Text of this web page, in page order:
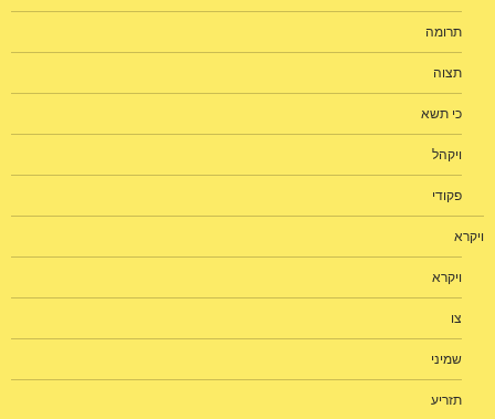
תרומה
תצוה
כי תשא
ויקהל
פקודי
ויקרא
ויקרא
צו
שמיני
תזריע